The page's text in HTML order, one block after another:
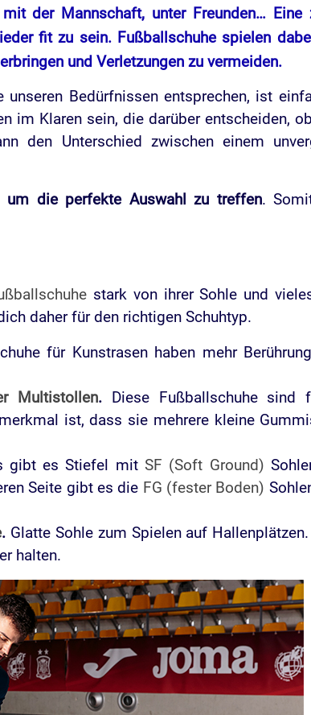
der Mannschaft, unter Freunden… Eine
fit zu sein. Fußballschuhespielen
und Verletzungen zu vermeiden.
unseren Bedürfnissen entsprechen, ist
im Klaren sein, die darüber entscheiden,
den Unterschied zwischen einem
um die perfekte Auswahl zu treffen.
stark von ihrer Sohle und
daher für den richtigen Schuhtyp.
für Kunstrasen haben mehr
Multistollen.Diese Fußballschuhe sind
ist, dass sie mehrere kleine
gibt es Stiefel mitSF (Soft Ground)
Seite gibt es die FG (fester Boden)
. Glatte Sohle zum Spielen auf
halten.